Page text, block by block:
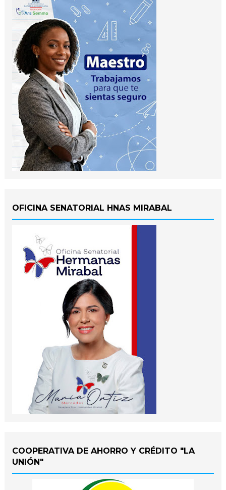
OFICINA SENATORIAL HNAS MIRABAL
COOPERATIVA DE AHORRO Y CRÉDITO "LA
UNIÓN"